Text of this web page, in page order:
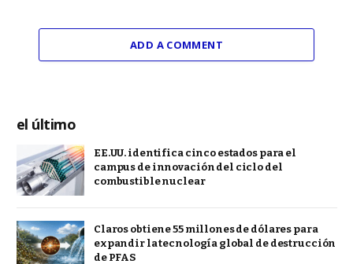
ADD A COMMENT
el último
EE.UU. identifica cinco estados para el
campus de innovación del ciclo del
combustible nuclear
Claros obtiene 55 millones de dólares para
expandir la tecnología global de destrucción
de PFAS